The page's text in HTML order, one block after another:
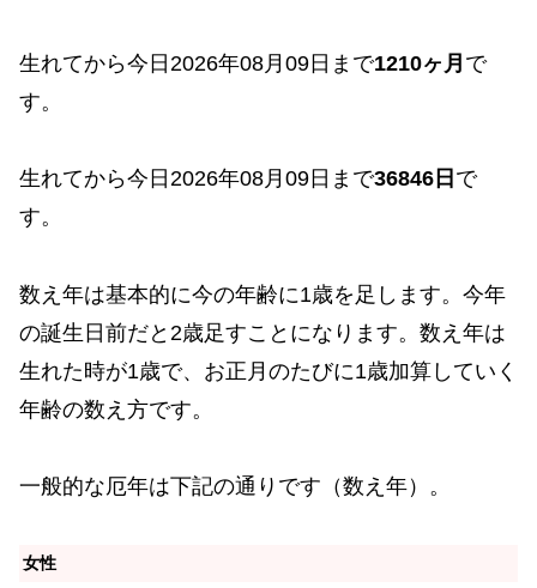
生れてから今日2026年08月09日まで1210ヶ月 で
す。
生れてから今日2026年08月09日まで36846日 で
す。
数え年は基本的に今の年齢に1歳を足します。今年
の誕生日前だと2歳足すことになります。数え年は
生れた時が1歳で、お正月のたびに1歳加算していく
年齢の数え方です。
一般的な厄年は下記の通りです（数え年）。
女性